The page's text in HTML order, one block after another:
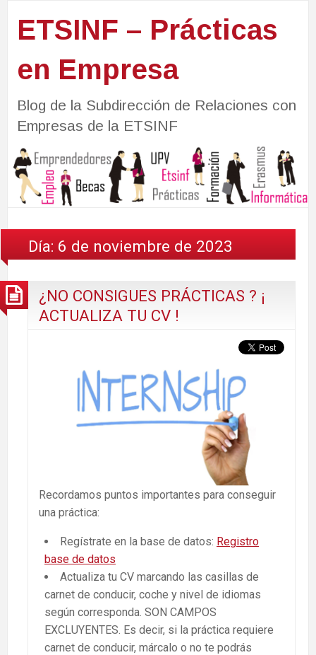
ETSINF – Prácticas
en Empresa
Blog de la Subdirección de Relaciones con
Empresas de la ETSINF
Día: 6 de noviembre de 2023
¿NO CONSIGUES PRÁCTICAS ? ¡
ACTUALIZA TU CV !
Recordamos puntos importantes para conseguir
una práctica:
Regístrate en la base de datos: Registro
base de datos
Actualiza tu CV marcando las casillas de
carnet de conducir, coche y nivel de idiomas
según corresponda. SON CAMPOS
EXCLUYENTES. Es decir, si la práctica requiere
carnet de conducir, márcalo o no te podrás